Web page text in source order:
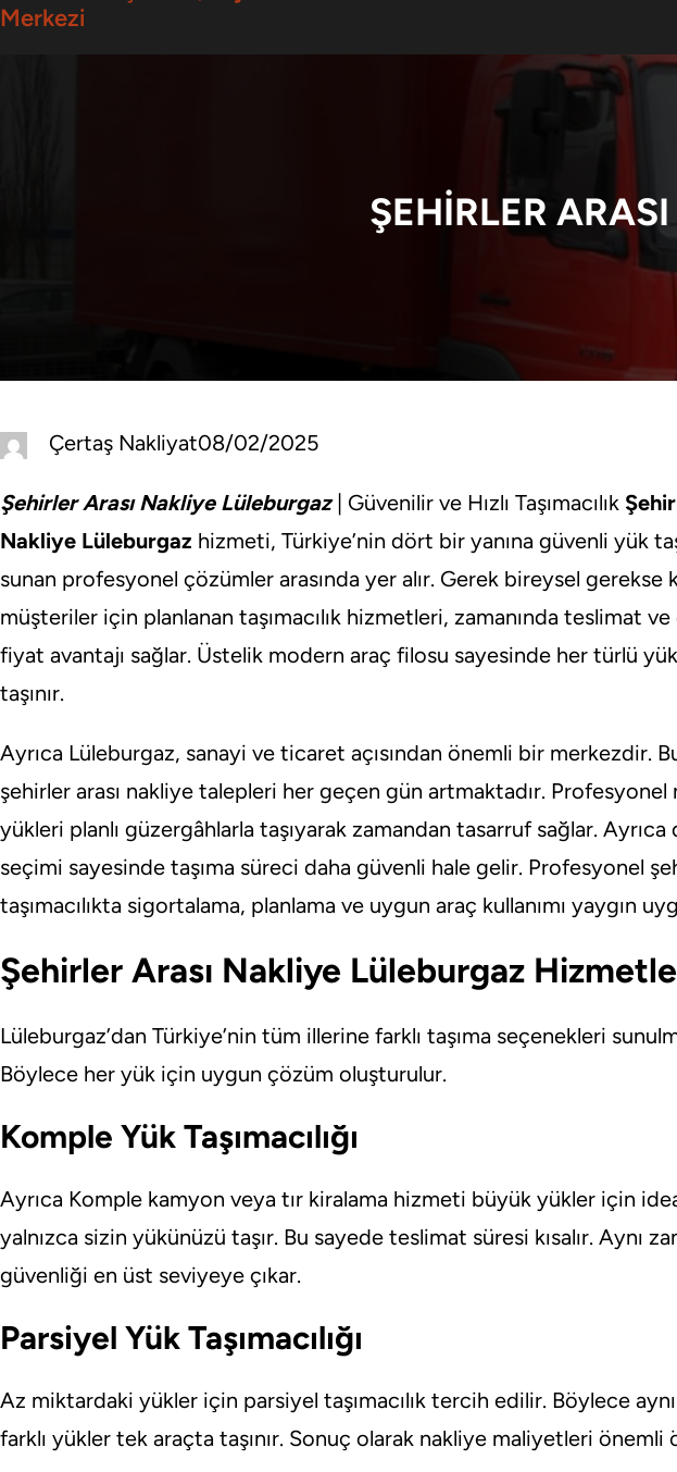
Merkezi
ŞEHIRLER
Çertaş Nakliyat08/02/2025
Şehirler Arası Nakliye Lüleburgaz| Güvenilir ve Hızlı Taşımacılık
Nakliye Lüleburgaz hizmeti, Türkiye’nin dört bir yanına güvenli yük
sunan profesyonel çözümler arasında yer alır. Gerek bireysel gerekse
müşteriler için planlanan taşımacılık hizmetleri, zamanında teslimat
fiyat avantajı sağlar. Üstelik modern araç filosu sayesinde her türlü
taşınır.
Ayrıca Lüleburgaz, sanayi ve ticaret açısından önemli bir merkezdir.
şehirler arası nakliye talepleri her geçen gün artmaktadır.
yükleri planlı güzergâhlarla taşıyarak zamandan tasarruf sağlar. Ayrıca
seçimi sayesinde taşıma süreci daha güvenli hale gelir. Profesyonel
taşımacılıkta sigortalama, planlama ve uygun araç kullanımı yaygın
Şehirler Arası Nakliye Lüleburgaz
Lüleburgaz’dan Türkiye’nin tüm illerine farklı taşıma seçenekleri
Böylece her yük için uygun çözüm oluşturulur.
Komple Yük Taşımacılığı
Ayrıca Komple kamyon veya tır kiralama hizmeti büyük yükler için
yalnızca sizin yükünüzü taşır. Bu sayede teslimat süresi kısalır. Aynı
güvenliği en üst seviyeye çıkar.
Parsiyel Yük Taşımacılığı
Az miktardaki yükler için parsiyel taşımacılık tercih edilir. Böylece
farklı yükler tek araçta taşınır. Sonuç olarak nakliye maliyetleri önemli